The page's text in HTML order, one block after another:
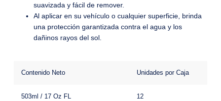
suavizada y fácil de remover.
Al aplicar en su vehículo o cualquier superficie, brinda
una protección garantizada contra el agua y los
dañinos rayos del sol.
Contenido Neto Unidades por Caja
503ml / 17 Oz FL 12